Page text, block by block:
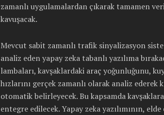
zamanlı uygulamalardan çıkarak tamamen
kavuşacak.
Mevcut sabit zamanlı trafik sinyalizasyon
analiz eden yapay zeka tabanlı yazılıma
lambaları, kavşaklardaki araç yoğunluğunu,
hızlarını gerçek zamanlı olarak analiz ederek
otomatik belirleyecek. Bu kapsamda
entegre edilecek. Yapay zeka yazılımının,